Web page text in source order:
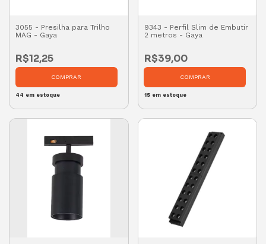
3055 - Presilha para Trilho
MAG - Gaya
R$12,25
44 em estoque
9343 - Perfil Slim de Embutir
2 metros - Gaya
R$39,00
15em estoque